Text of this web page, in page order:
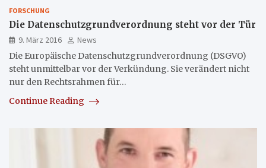
FORSCHUNG
Die Datenschutzgrundverordnung steht vor der Tür
9. März 2016
News
Die Europäische Datenschutzgrundverordnung (DSGVO)
steht unmittelbar vor der Verkündung. Sie verändert nicht
nur den Rechtsrahmen für…
Continue Reading